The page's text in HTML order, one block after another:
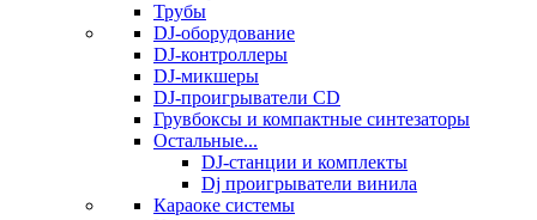
Трубы
DJ-оборудование
DJ-контроллеры
DJ-микшеры
DJ-проигрыватели CD
Грувбоксы и компактные синтезаторы
Остальные...
DJ-станции и комплекты
Dj проигрыватели винила
Караоке системы